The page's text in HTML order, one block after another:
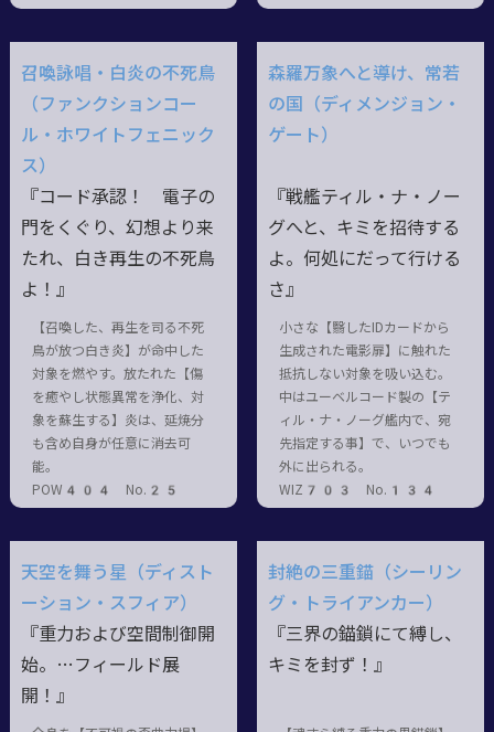
召喚詠唱・白炎の不死鳥
（ファンクションコー
ル・ホワイトフェニック
ス）
『コード承認！ 電子の
門をくぐり、幻想より来
たれ、白き再生の不死鳥
よ！』
【召喚した、再生を司る不死
鳥が放つ白き炎】が命中した
対象を燃やす。放たれた【傷
を癒やし状態異常を浄化、対
象を蘇生する】炎は、延焼分
も含め自身が任意に消去可
能。
POW404 No.25
森羅万象へと導け、常若
の国（ディメンジョン・
ゲート）
『戦艦ティル・ナ・ノー
グへと、キミを招待する
よ。何処にだって行ける
さ』
小さな【翳したIDカードから
生成された電影扉】に触れた
抵抗しない対象を吸い込む。
中はユーベルコード製の【テ
ィル・ナ・ノーグ艦内で、宛
先指定する事】で、いつでも
外に出られる。
WIZ703 No.134
天空を舞う星（ディスト
ーション・スフィア）
『重力および空間制御開
始。…フィールド展
開！』
封絶の三重錨（シーリン
グ・トライアンカー）
『三界の錨鎖にて縛し、
キミを封ず！』